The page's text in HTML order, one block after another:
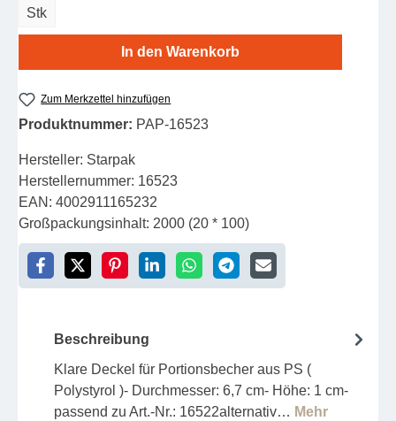
Stk
In den Warenkorb
Zum Merkzettel hinzufügen
Produktnummer: PAP-16523
Hersteller: Starpak
Herstellernummer: 16523
EAN: 4002911165232
Großpackungsinhalt: 2000 (20 * 100)
Beschreibung
Klare Deckel für Portionsbecher aus PS (
Polystyrol )- Durchmesser: 6,7 cm- Höhe: 1 cm-
passend zu Art.-Nr.: 16522alternativ… Mehr